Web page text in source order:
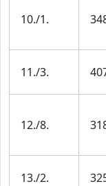
10./1.
11./3.
12./8.
13./2.